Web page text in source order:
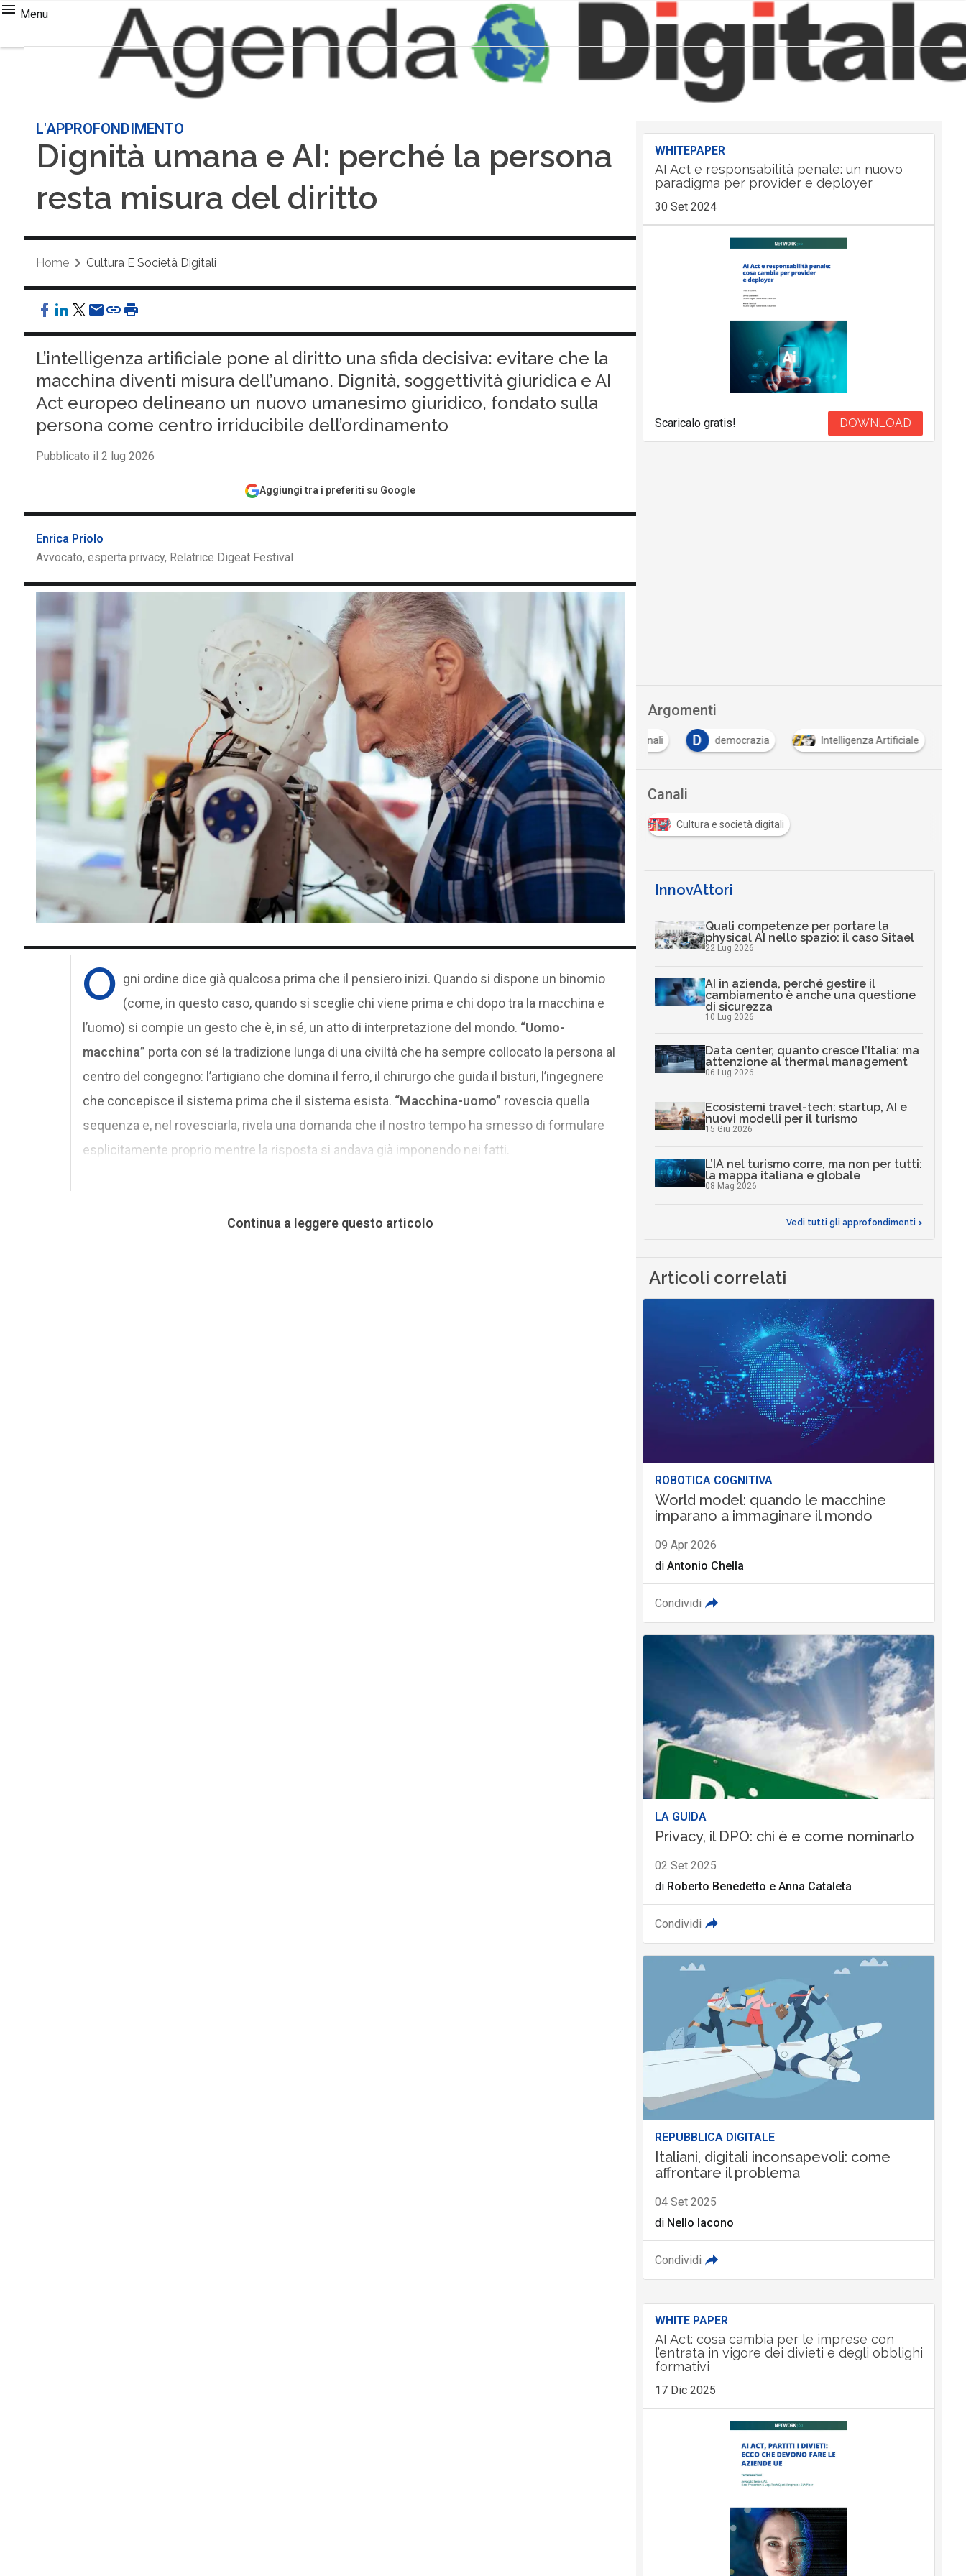
Menu
L'APPROFONDIMENTO
Dignità umana e AI: perché la persona
resta misura del diritto
Home Cultura E Società Digitali
L’intelligenza artificiale pone al diritto una sfida decisiva: evitare che la
macchina diventi misura dell’umano. Dignità, soggettività giuridica e AI
Act europeo delineano un nuovo umanesimo giuridico, fondato sulla
persona come centro irriducibile dell’ordinamento
Pubblicato il 2 lug 2026
Aggiungi tra i preferiti su Google
Enrica Priolo
Avvocato, esperta privacy, Relatrice Digeat Festival
O gni ordine dice già qualcosa prima che il pensiero inizi. Quando si dispone un binomio
(come, in questo caso, quando si sceglie chi viene prima e chi dopo tra la macchina e
l’uomo) si compie un gesto che è, in sé, un atto di interpretazione del mondo. “Uomo-
macchina” porta con sé la tradizione lunga di una civiltà che ha sempre collocato la persona al
centro del congegno: l’artigiano che domina il ferro, il chirurgo che guida il bisturi, l’ingegnere
che concepisce il sistema prima che il sistema esista. “Macchina-uomo” rovescia quella
sequenza e, nel rovesciarla, rivela una domanda che il nostro tempo ha smesso di formulare
esplicitamente proprio mentre la risposta si andava già imponendo nei fatti.
Continua a leggere questo articolo
WHITEPAPER
AI Act e responsabilità penale: un nuovo
paradigma per provider e deployer
30 Set 2024
Scaricalo gratis! DOWNLOAD
Argomenti
D
dati personali D democrazia Intelligenza Artificiale
Canali
Cultura e società digitali
InnovAttori
Quali competenze per portare la
physical AI nello spazio: il caso Sitael
22 Lug 2026
AI in azienda, perché gestire il
cambiamento è anche una questione
di sicurezza
10 Lug 2026
Data center, quanto cresce l’Italia: ma
attenzione al thermal management
06 Lug 2026
Ecosistemi travel-tech: startup, AI e
nuovi modelli per il turismo
15 Giu 2026
L’IA nel turismo corre, ma non per tutti:
la mappa italiana e globale
08 Mag 2026
Vedi tutti gli approfondimenti >
Articoli correlati
ROBOTICA COGNITIVA
World model: quando le macchine
imparano a immaginare il mondo
09 Apr 2026
di Antonio Chella
Condividi
LA GUIDA
Privacy, il DPO: chi è e come nominarlo
02 Set 2025
di Roberto Benedetto e Anna Cataleta
Condividi
REPUBBLICA DIGITALE
Italiani, digitali inconsapevoli: come
affrontare il problema
04 Set 2025
di Nello Iacono
Condividi
WHITE PAPER
AI Act: cosa cambia per le imprese con
l’entrata in vigore dei divieti e degli obblighi
formativi
17 Dic 2025